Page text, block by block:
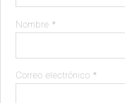
Nombre *
Correo electrónico *